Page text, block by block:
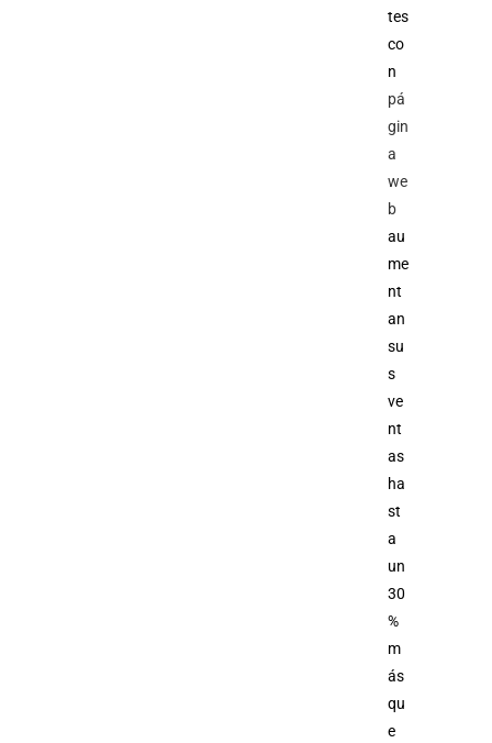
tes
co
n
pá
gin
a
we
b
au
me
nt
an
su
s
ve
nt
as
ha
st
a
un
30
%
m
ás
qu
e